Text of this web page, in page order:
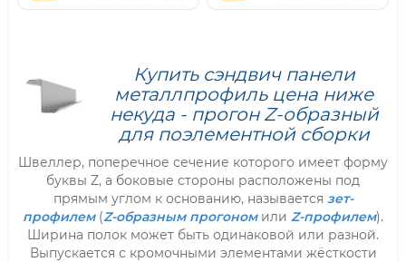
Купить сэндвич панели
металлпрофиль цена ниже
некуда - прогон Z-образный
для поэлементной сборки
Швеллер, поперечное сечение которого имеет форму
буквы Z, а боковые стороны расположены под
прямым углом к основанию, называется зет-
профилем (Z-образным прогоном или Z-профилем).
Ширина полок может быть одинаковой или разной.
Выпускается с кромочными элементами жёсткости